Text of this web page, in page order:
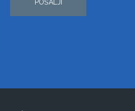
POŠALJI